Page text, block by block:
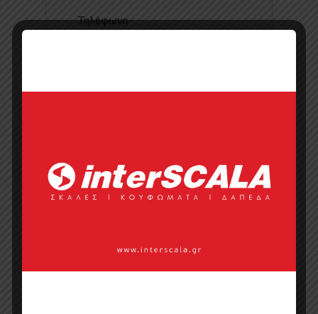
Τηλέφωνο
Προσφορά
Κατάλογος σε pdf